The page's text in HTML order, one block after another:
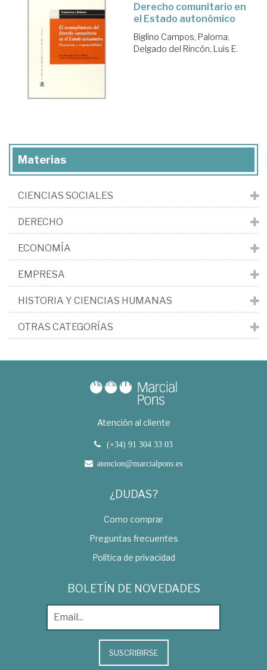
Derecho comunitario en
el Estado autonómico
Biglino Campos, Paloma;
Delgado del Rincón, Luis E.
Materias
CIENCIAS SOCIALES
DERECHO
ECONOMÍA
EMPRESA
HISTORIA Y CIENCIAS HUMANAS
OTRAS CATEGORÍAS
Atención al cliente
(+34) 91 304 33 03
atencion@marcialpons.es
¿DUDAS?
Como comprar
Preguntas frecuentes
Política de privacidad
BOLETÍN DE NOVEDADES
SUSCRIBIRSE